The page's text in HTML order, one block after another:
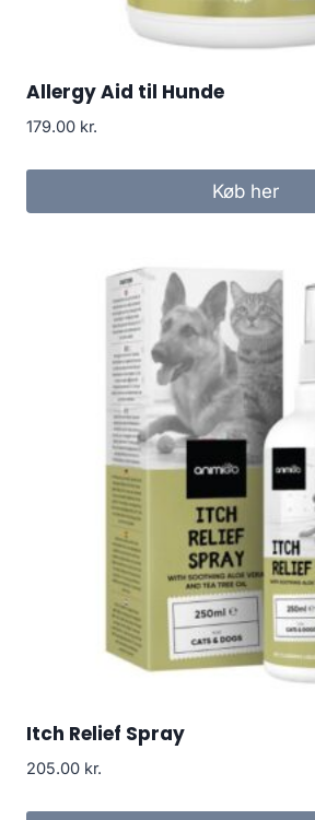
Allergy Aid til Hunde
179.00 kr.
Køb her
Itch Relief Spray
205.00 kr.